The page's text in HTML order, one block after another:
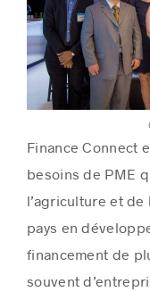
Finance Connect
besoins de PME
l’agriculture et
pays en
financement de
souvent